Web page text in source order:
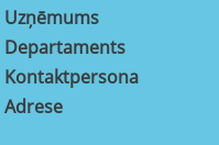
Uzņēmums
Departaments
Kontaktpersona
Adrese